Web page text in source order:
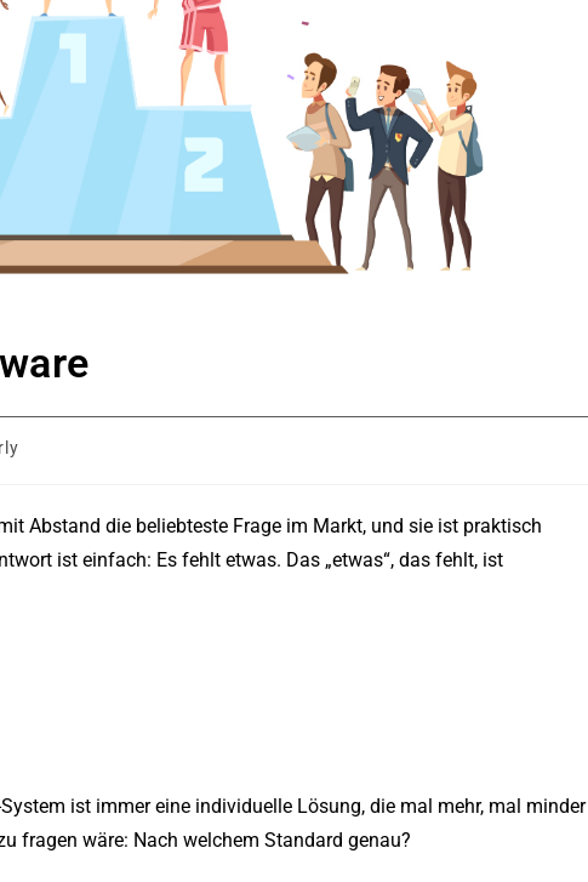
Abstand die beliebteste Frage im Markt, und sie ist praktisch
ist einfach: Es fehlt etwas. Das „etwas“, das fehlt, ist
ist immer eine individuelle Lösung, die mal mehr, mal minder
fragen wäre: Nach welchem Standard genau?